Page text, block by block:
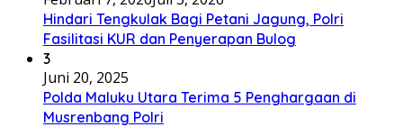
Hindari Tengkulak Bagi Petani Jagung, Polri
Fasilitasi KUR dan Penyerapan Bulog
3
Juni 20, 2025
Polda Maluku Utara Terima 5 Penghargaan di
Musrenbang Polri